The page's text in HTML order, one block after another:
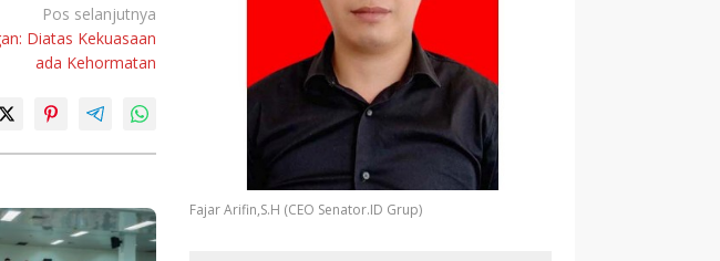
Pos selanjutnya
Diatas Kekuasaan
ada Kehormatan
Fajar Arifin,S.H (CEO Senator.ID Grup)